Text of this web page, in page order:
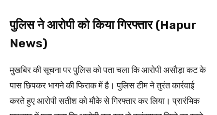
पुलिस ने आरोपी को किया गिरफ्तार (Hapur
News)
मुखबिर की सूचना पर पुलिस को पता चला कि आरोपी असौड़ा कट के
पास छिपकर भागने की फिराक में है। पुलिस टीम ने तुरंत कार्रवाई
करते हुए आरोपी सतीश को मौके से गिरफ्तार कर लिया। प्रारंभिक